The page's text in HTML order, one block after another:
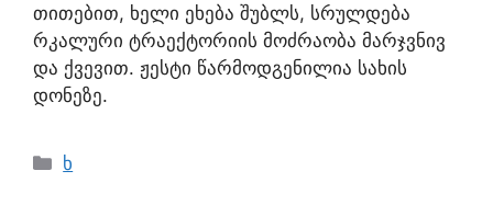
თითებით, ხელი ეხება შუბლს, სრულდება
რკალური ტრაექტორიის მოძრაობა მარჯვნივ
და ქვევით. ჟესტი წარმოდგენილია სახის
დონეზე.
ხ